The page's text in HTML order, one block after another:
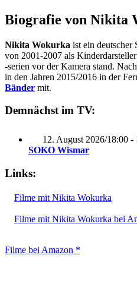
Biografie von Nikita
Nikita Wokurka ist ein deutscher
von 2001-2007 als
-serien vor der Kamera stand.
in den Jahren 2015/2016 in der
Bänder mit.
Demnächst im TV:
12. August 2026/18:00 -
SOKO Wismar
Links:
Filme mit Nikita Wokurka
Filme mit Nikita Wokurka bei
Filme bei Amazon *